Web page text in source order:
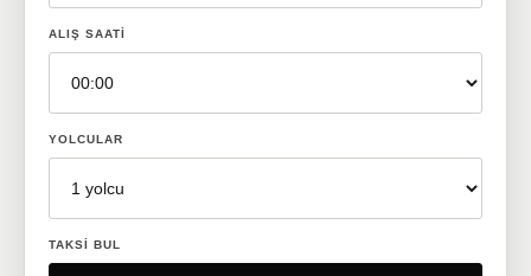
ALIŞ SAATI
YOLCULAR
TAKSI BUL